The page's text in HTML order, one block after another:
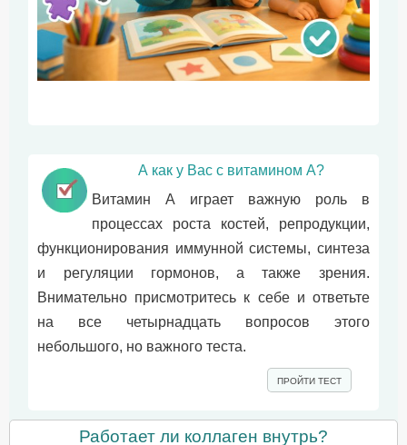
А как у Вас с витамином А?
Витамин А играет важную роль в
процессах роста костей, репродукции,
функционирования иммунной системы, синтеза
и регуляции гормонов, а также зрения.
Внимательно присмотритесь к себе и ответьте
на все четырнадцать вопросов этого
небольшого, но важного теста.
ПРОЙТИ ТЕСТ
Работает ли коллаген внутрь?